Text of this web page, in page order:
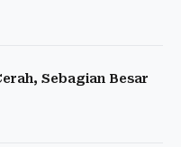
Sebagian Besar